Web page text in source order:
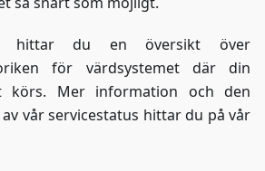
hittar du en översikt över
för värdsystemet där din
körs. Mer information och den
vår servicestatus hittar du på vår